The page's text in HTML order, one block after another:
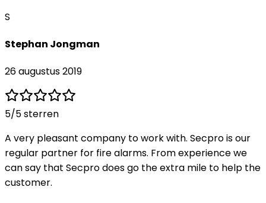
S
Stephan Jongman
26 augustus 2019
5/5 sterren
A very pleasant company to work with. Secpro is our
regular partner for fire alarms. From experience we
can say that Secpro does go the extra mile to help the
customer.